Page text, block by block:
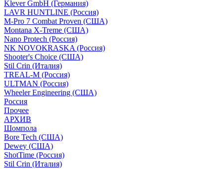
Klever GmbH (Германия)
LAVR HUNTLINE (Россия)
M-Pro 7 Combat Proven (СШA)
Montana X-Treme (США)
Nano Protech (Россия)
NK NOVOKRASKA (Россия)
Shooter's Choice (СШA)
Stil Crin (Италия)
TREAL-M (Россия)
ULTMAN (Россия)
Wheeler Engineering (СШA)
Россия
Прочее
АРХИВ
Шомпола
Bore Tech (США)
Dewey (США)
ShotTime (Россия)
Stil Crin (Италия)